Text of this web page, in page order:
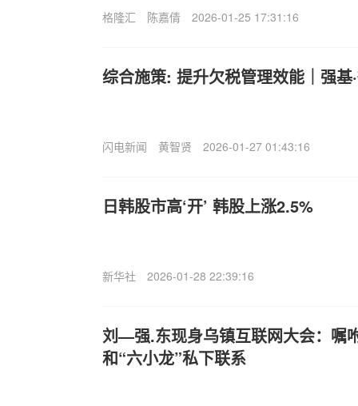
格隆汇 陈嘉倩 2026-01-25 17:31:16
综合施策: 提升欠税管理效能｜强基
闪电新闻 黄智贤 2026-01-27 01:43:16
日韩股市高‘开’ 韩股上涨2.5%
新华社 2026-01-28 22:39:16
刘—强.东现身乌镇互联网大会：嘱
和“六小龙”私下联系